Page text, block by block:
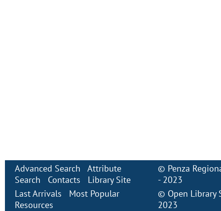
Advanced Search
Attribute
Search
Contacts
Library Site
Last Arrivals
Most Popular
Resources
© Penza
- 2023
© Open Library
2023